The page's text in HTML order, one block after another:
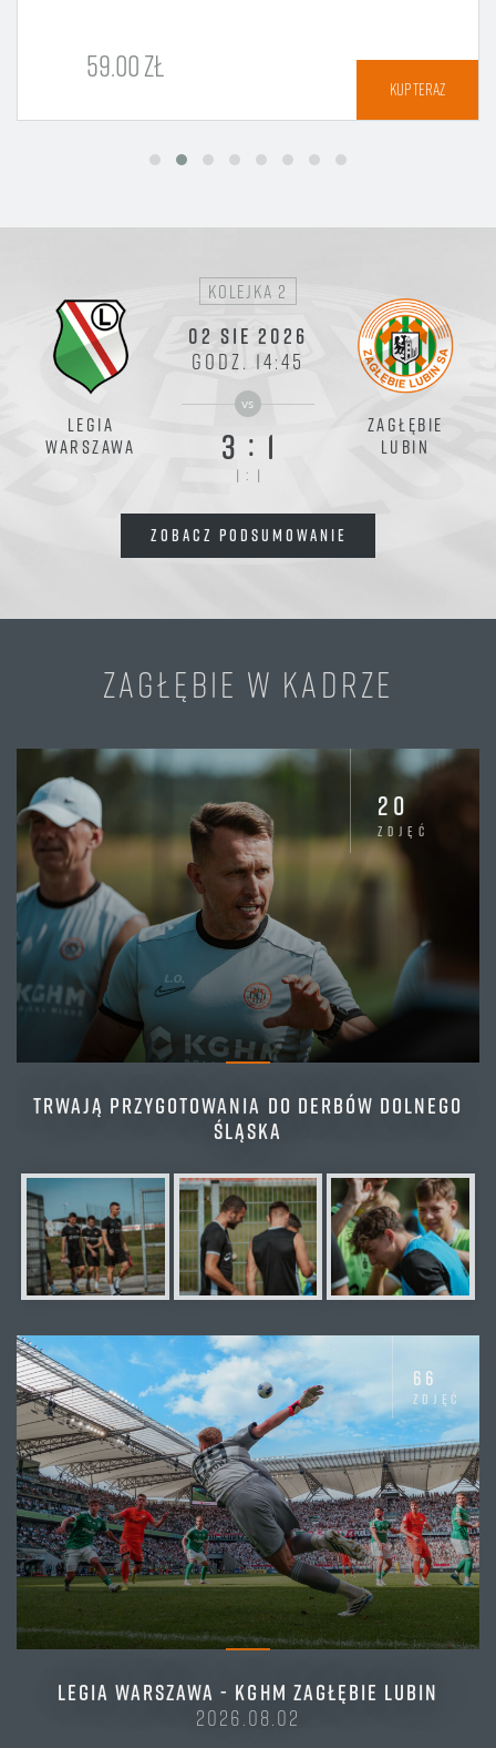
59.00 ZŁ
KUP TERAZ
LEGIA
WARSZAWA
kolejka 2
02 SIE 2026
GODZ. 14:45
vs
3 : 1
1 : 1
ZOBACZ PODSUMOWANIE
ZAGŁĘBIE
LUBIN
ZAGŁĘBIE W KADRZE
20
zdjęć
TRWAJĄ PRZYGOTOWANIA DO DERBÓW DOLNEGO
ŚLĄSKA
66
zdjęć
LEGIA WARSZAWA - KGHM ZAGŁĘBIE LUBIN
2026.08.02